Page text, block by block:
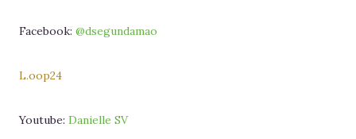
Facebook: @dsegundamao
L.oop24
Youtube: Danielle SV